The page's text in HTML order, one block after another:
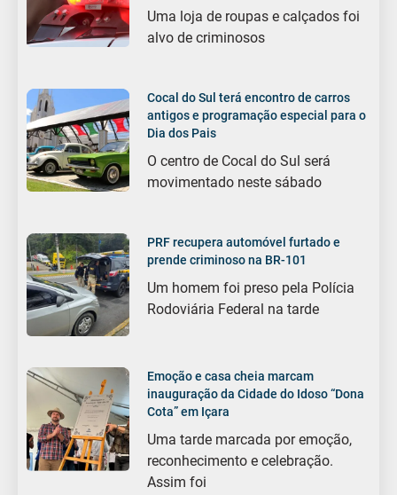
Uma loja de roupas e calçados foi
alvo de criminosos
Cocal do Sul terá encontro de carros
antigos e programação especial para o
Dia dos Pais
O centro de Cocal do Sul será
movimentado neste sábado
PRF recupera automóvel furtado e
prende criminoso na BR-101
Um homem foi preso pela Polícia
Rodoviária Federal na tarde
Emoção e casa cheia marcam
inauguração da Cidade do Idoso “Dona
Cota” em Içara
Uma tarde marcada por emoção,
reconhecimento e celebração.
Assim foi